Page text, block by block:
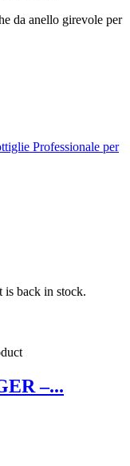
da anello girevole per
back in stock.
–...